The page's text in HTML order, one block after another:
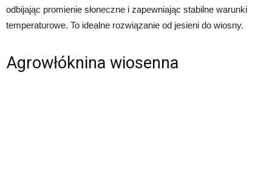
odbijając promienie słoneczne i zapewniając stabilne warunki
temperaturowe. To idealne rozwiązanie od jesieni do wiosny.
Agrowłóknina wiosenna